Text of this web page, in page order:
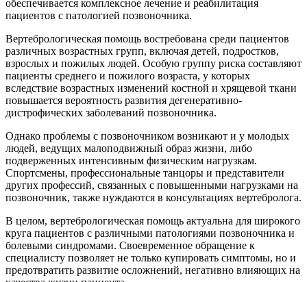
обеспечивается комплексное лечение и реабилитация
пациентов с патологией позвоночника.
Вертебрологическая помощь востребована среди пациентов
различных возрастных групп, включая детей, подростков,
взрослых и пожилых людей. Особую группу риска составляют
пациенты среднего и пожилого возраста, у которых
вследствие возрастных изменений костной и хрящевой ткани
повышается вероятность развития дегенеративно-
дистрофических заболеваний позвоночника.
Однако проблемы с позвоночником возникают и у молодых
людей, ведущих малоподвижный образ жизни, либо
подверженных интенсивным физическим нагрузкам.
Спортсмены, профессиональные танцоры и представители
других профессий, связанных с повышенными нагрузками на
позвоночник, также нуждаются в консультациях вертебролога.
В целом, вертебрологическая помощь актуальна для широкого
круга пациентов с различными патологиями позвоночника и
болевыми синдромами. Своевременное обращение к
специалисту позволяет не только купировать симптомы, но и
предотвратить развитие осложнений, негативно влияющих на